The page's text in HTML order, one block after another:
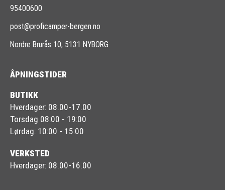
95400600
post@proficamper-bergen.no
Nordre Brurås 10, 5131 NYBORG
ÅPNINGSTIDER
BUTIKK
Hverdager: 08.00-17.00
Torsdag 08:00 - 19:00
Lørdag: 10:00 - 15:00
VERKSTED
Hverdager: 08.00-16.00